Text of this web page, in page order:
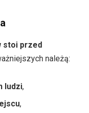
stoi przed
należą:
ludzi,
,